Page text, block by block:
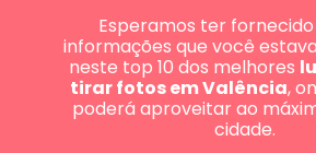
Esperamos ter
informações que você
neste top 10 dos melhores
tirar fotos em Valência,
poderá aproveitar ao
cidade.